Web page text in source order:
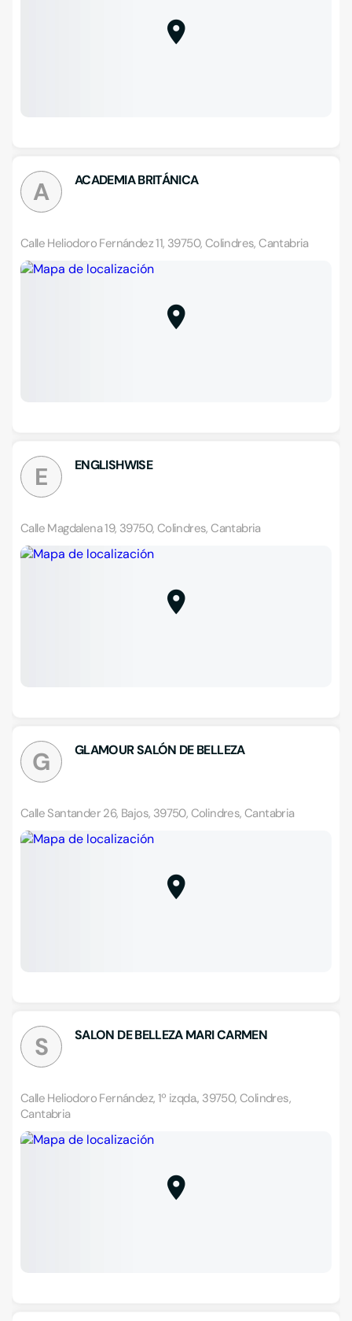
A ACADEMIA BRITÁNICA
Calle Heliodoro Fernández 11, 39750, Colindres, Cantabria
E ENGLISHWISE
Calle Magdalena 19, 39750, Colindres, Cantabria
G GLAMOUR SALÓN DE BELLEZA
Calle Santander 26, Bajos, 39750, Colindres, Cantabria
S SALON DE BELLEZA MARI CARMEN
Calle Heliodoro Fernández, 1º izqda., 39750, Colindres,
Cantabria